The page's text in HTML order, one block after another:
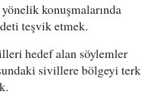
konuşmalarında
teşvik etmek.
hedef alan söylemler
sivillere bölgeyi terk